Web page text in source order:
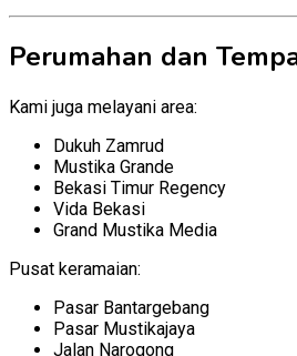
Perumahan dan
Kami juga melayani area:
Dukuh Zamrud
Mustika Grande
Bekasi Timur Regency
Vida Bekasi
Grand Mustika Media
Pusat keramaian:
Pasar Bantargebang
Pasar Mustikajaya
Jalan Narogong